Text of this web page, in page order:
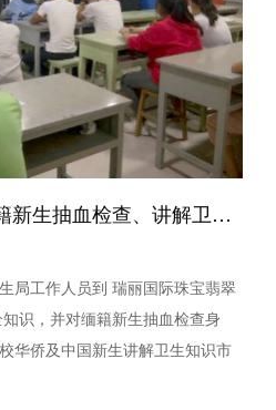
市卫生局到我校为缅籍新生抽血检查、讲解卫生知识
局工作人员到 瑞丽国际珠宝翡翠
识，并对缅籍新生抽血检查身
华侨及中国新生讲解卫生知识市